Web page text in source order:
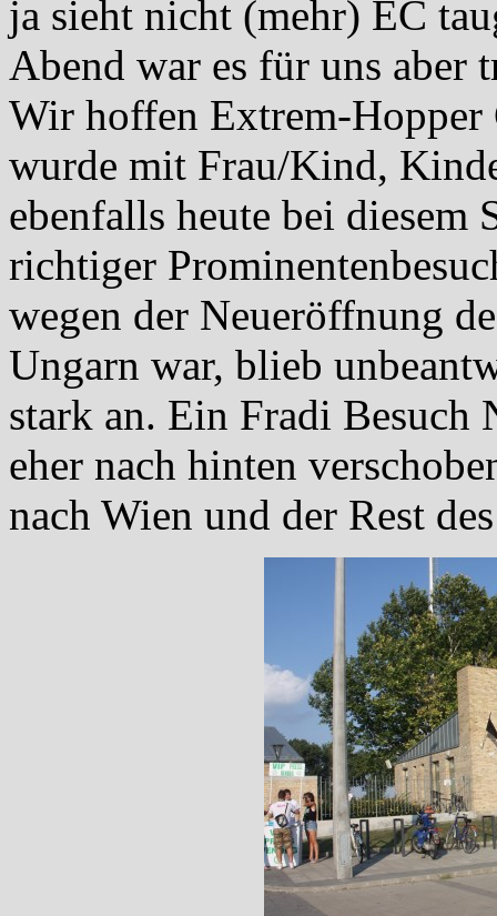
ja sieht nicht (mehr) EC
Abend war es für uns aber
Wir hoffen Extrem-Hopper
wurde mit Frau/Kind,
ebenfalls heute bei diesem
richtiger
wegen der Neueröffnung
Ungarn war, blieb
stark an. Ein Fradi Besuch
eher nach hinten
nach Wien und der Rest